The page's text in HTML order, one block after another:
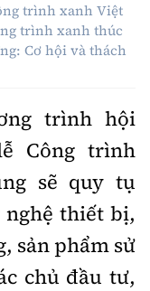
trình xanh Việt
trình xanh thúc
Cơ hội và thách
trình hội
Công trình
sẽ quy tụ
nghệ thiết bị,
sản phẩm sử
chủ đầu tư,